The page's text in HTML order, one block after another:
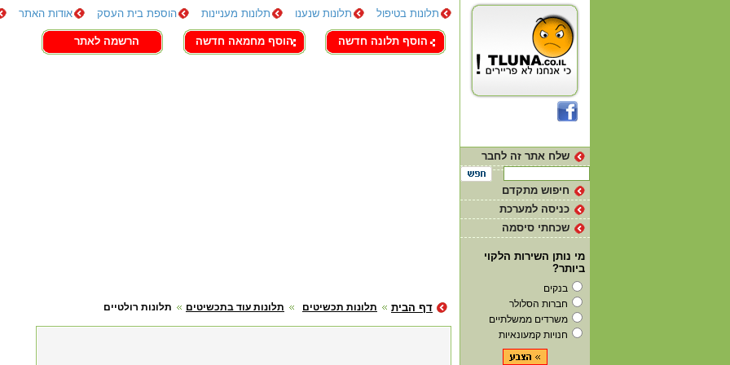
תלונות בטיפול תלונות שנענו תלונות מעניינות הוספת בית העסק אודות האתר
צור קשר
הוסף תלונה חדשה הוסף מחמאה חדשה הרשמה לאתר
תלונות רולטיים תלונות עוד בתכשיטים תלונות תכשיטים דף הבית
שלח אתר זה לחבר
חיפוש מתקדם
כניסה למערכת
שכחתי סיסמה
מי נותן השירות הלקוי
ביותר?
בנקים
חברות הסלולר
משרדים ממשלתיים
חנויות קמעונאיות